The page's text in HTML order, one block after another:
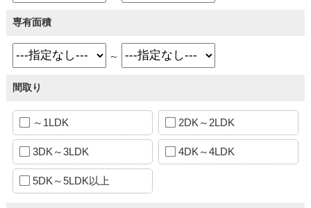
専有面積
～
間取り
～1LDK 2DK～2LDK
3DK～3LDK 4DK～4LDK
5DK～5LDK以上